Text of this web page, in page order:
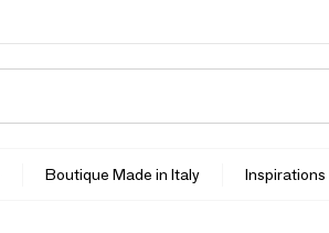
Boutique Made in Italy Inspirations